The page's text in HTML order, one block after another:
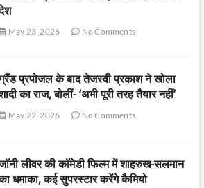
May 23, 2026 No Comments
प्रपोजल के बाद तेजस्वी प्रकाश ने खोला
का राज, बोलीं- ‘अभी पूरी तरह तैयार नहीं’
May 22, 2026 No Comments
लीवर की कॉमेडी फिल्म में शाहरुख-सलमान
धमाका, कई सुपरस्टार करेंगे कैमियो